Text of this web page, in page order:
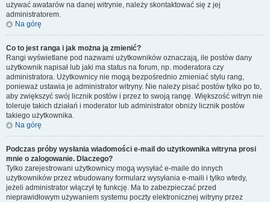
używać awatarów na danej witrynie, należy skontaktować się z jej
administratorem.
Na górę
Co to jest ranga i jak można ją zmienić?
Rangi wyświetlane pod nazwami użytkowników oznaczają, ile postów dany
użytkownik napisał lub jaki ma status na forum, np. moderatora czy
administratora. Użytkownicy nie mogą bezpośrednio zmieniać stylu rang,
ponieważ ustawia je administrator witryny. Nie należy pisać postów tylko po to,
aby zwiększyć swój licznik postów i przez to swoją rangę. Większość witryn nie
toleruje takich działań i moderator lub administrator obniży licznik postów
takiego użytkownika.
Na górę
Podczas próby wysłania wiadomości e-mail do użytkownika witryna prosi
mnie o zalogowanie. Dlaczego?
Tylko zarejestrowani użytkownicy mogą wysyłać e-maile do innych
użytkowników przez wbudowany formularz wysyłania e-maili i tylko wtedy,
jeżeli administrator włączył tę funkcję. Ma to zabezpieczać przed
nieprawidłowym używaniem systemu poczty elektronicznej witryny przez